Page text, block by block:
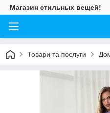
Магазин стильных вещей!
Товари та послуги